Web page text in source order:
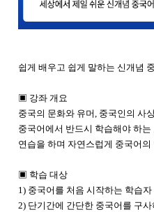
쉽게 배우고 쉽게 말하는 신개념
▣ 강좌 개요
중국의 문화와 유머, 중국인의 사
중국어에서 반드시 학습해야 하
연습을 하며 자연스럽게 중국어
▣ 학습 대상
1) 중국어를 처음 시작하는 학습자
2) 단기간에 간단한 중국어를 구